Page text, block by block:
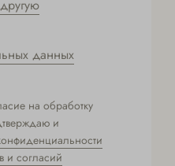
данных
на обработку
и
и согласий